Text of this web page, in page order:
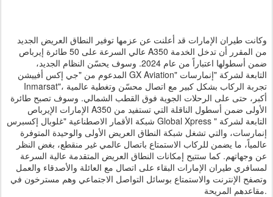
وكانت طيران الإمارات قد أعلنت عن عزمها توفير النطاق العريض الجديد
عالي السرعة على 50 طائرة إيرباص A350 من المقرر أن تدخل الخدمة
ضمن أسطولها اعتباراً من عام 2024. وسوف يحسّن النظام الجديد،
المدعوم من "جي إكس أفييشن GX Aviation" التابعة لشركة "إنمارسات
Inmarsat"، تجربة الركاب بشكل كبير مع اتصال محسّن وتغطية عالمية
أكبر، حتى على الرحلات الجوية فوق القطب الشمالي. وسوف تصبح طائرة
الإمارات الإيرباص A350 الأولى ضمن أسطول الناقلة التي تستفيد من
شبكة الأقمار الاصطناعية "غلوبال إكسبرس Global Xpress " التابعة لشركة
إنمارسات، والتي تشغل شبكة النطاق العريض الأولى والوحيدة المتوفرة
عالمياً، ما يضمن للركاب الاستمتاع باتصال عالمي غير منقطع، بغض النظر
عن وجهاتهم. كما ستتيح إمكانات النطاق العريض المتقدمة عالية السرعة
لمسافري طيران الإمارات البقاء على اتصال مع العائلة والأصدقاء والعمل
وتصفح الإنترنت والاستمتاع بوسائل التواصل الاجتماعي وهم مسترخون في
مقاعدهم المريحة.